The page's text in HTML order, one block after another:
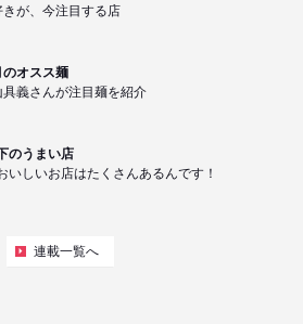
が、今注目する店
オスス麺
義さんが注目麺を紹介
のうまい店
いしいお店はたくさんあるんです！
連載一覧へ